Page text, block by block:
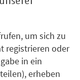
um sich zu
registrieren oder
in ein
erheben